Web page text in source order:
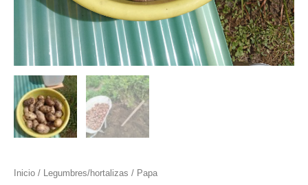
Inicio / Legumbres/hortalizas / Papa